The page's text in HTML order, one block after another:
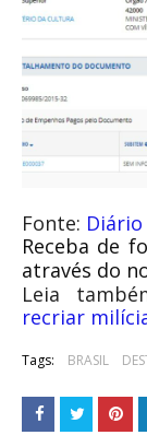
Fonte:
Receba de
através do
Leia
recriar
Tags: BRASIL